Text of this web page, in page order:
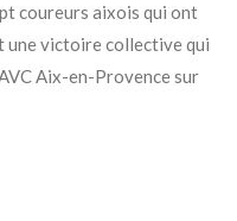
coureurs aixois qui ont
une victoire collective qui
Aix-en-Provence sur